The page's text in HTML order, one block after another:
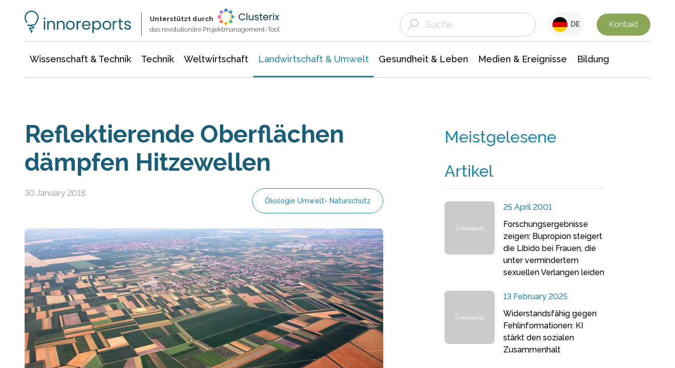
Unterstützt durch
das revolutionäre Projektmanagement-Tool
DE Kontakt
Wissenschaft & Technik Technik Weltwirtschaft Landwirtschaft & Umwelt Gesundheit & Leben Medien & Ereignisse Bildung
Reflektierende Oberflächen
dämpfen Hitzewellen
30 January 2018
Ökologie Umwelt- Naturschutz
Meistgelesene
Artikel
25 April 2001
Forschungsergebnisse
zeigen: Bupropion steigert
die Libido bei Frauen, die
unter vermindertem
sexuellen Verlangen leiden
13 February 2025
Widerstandsfähig gegen
Fehlinformationen: KI
stärkt den sozialen
Zusammenhalt